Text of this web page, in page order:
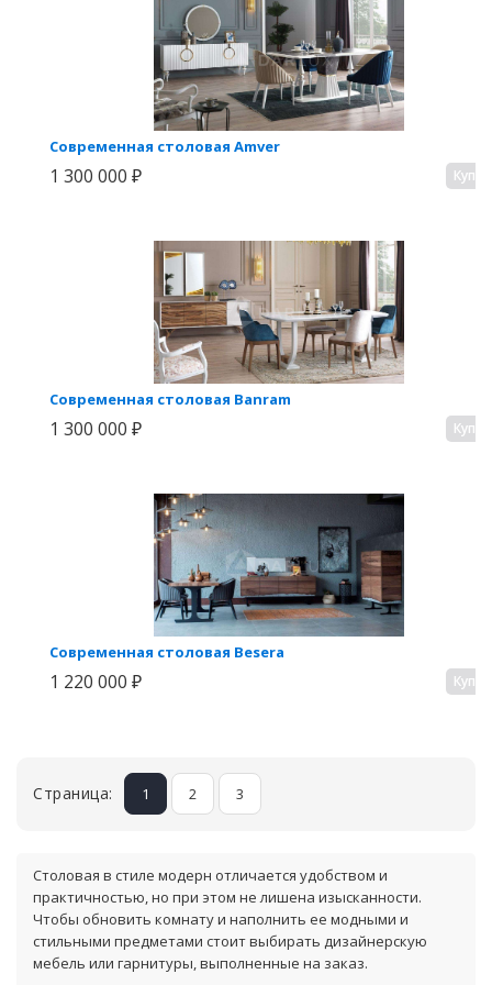
Современная столовая Amver
1 300 000 ₽
Современная столовая Banram
1 300 000 ₽
Современная столовая Besera
1 220 000 ₽
Страница: 1 2 3
Столовая в стиле модерн отличается удобством и
практичностью, но при этом не лишена изысканности.
Чтобы обновить комнату и наполнить ее модными и
стильными предметами стоит выбирать дизайнерскую
мебель или гарнитуры, выполненные на заказ.